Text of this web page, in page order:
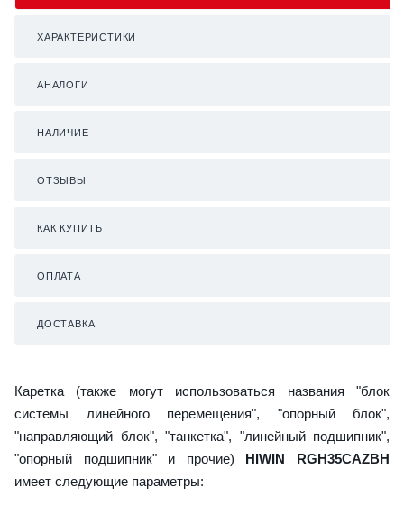
ХАРАКТЕРИСТИКИ
АНАЛОГИ
НАЛИЧИЕ
ОТЗЫВЫ
КАК КУПИТЬ
ОПЛАТА
ДОСТАВКА
Каретка (также могут использоваться названия "блок
системы линейного перемещения", "опорный блок",
"направляющий блок", "танкетка", "линейный подшипник",
"опорный подшипник" и прочие) HIWIN RGH35CAZBH
имеет следующие параметры: